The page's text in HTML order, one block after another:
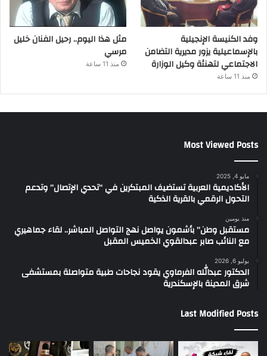
وفد الكنيسة الإنجيلية
بالإسماعيلية يزور مديرية التضامن
الاجتماعي لتهنئة وكيل الوزارة
منذ 11 ساعة
مثل هذا اليوم.. رحيل الفنان خليل
مرسي
منذ 11 ساعة
Most Viewed Posts
مايو 4, 2025
الأكاديمية العربية تستضيف المبتكرين في “تحدي الإتصال” وتدعم
التحول الرقمي بالقرية الذكية
منذ يومين
مستقبل وطن” بأشمون يواصل نهج التواصل المباشر.. لقاء جماهيري
مع النائب صابر عبدالقوي الخميس المقبل
يوليو 6, 2026
الدكتور عبدالله الفرماوي يقود نجاحات طبية متواصلة بمستشفى
شرق المدينة بالإسكندرية
Last Modified Posts